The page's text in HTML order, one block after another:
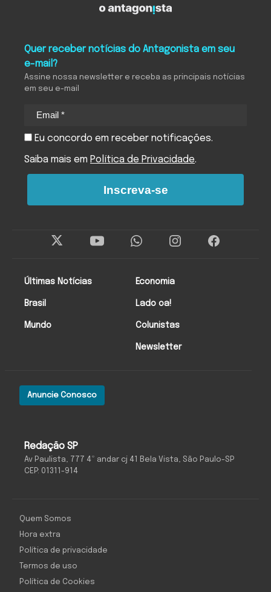
Redação SP
Av Paulista, 777 4º andar cj 41 Bela Vista, São Paulo-SP
CEP: 01311-914
Anuncie Conosco
Últimas Notícias
Brasil
Mundo
Economia
Lado oa!
Colunistas
Newsletter
Quer receber notícias do Antagonista em seu
e-mail?
Assine nossa newsletter e receba as principais notícias
em seu e-mail
Eu concordo em receber notificações.
Saiba mais em Política de Privacidade.
Inscreva-se
Quem Somos
Hora extra
Política de privacidade
Termos de uso
Política de Cookies